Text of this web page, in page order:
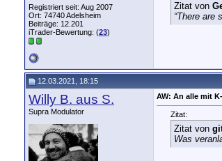
Registriert seit: Aug 2007
Ort: 74740 Adelsheim
Beiträge: 12.201
iTrader-Bewertung: (23)
Zitat von
“There are
12.03.2021, 18:15
Willy B. aus S.
Supra Modulator
AW: An alle mit
Zitat:
Zitat von
Was